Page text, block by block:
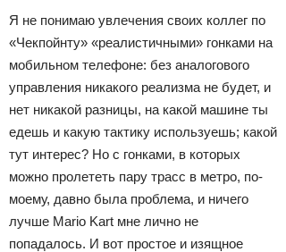
Я не понимаю увлечения своих коллег по
«Чекпойнту» «реалистичными» гонками на
мобильном телефоне: без аналогового
управления никакого реализма не будет, и
нет никакой разницы, на какой машине ты
едешь и какую тактику используешь; какой
тут интерес? Но с гонками, в которых
можно пролететь пару трасс в метро, по-
моему, давно была проблема, и ничего
лучше Mario Kart мне лично не
попадалось. И вот простое и изящное